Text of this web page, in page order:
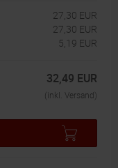
27,30 EUR
27,30 EUR
5,19 EUR
32,49 EUR
(inkl. Versand)